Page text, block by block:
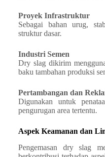
Proyek Infrastruktur
Sebagai bahan urug,
struktur dasar.
Industri Semen
Dry slag dikirim
baku tambahan produksi
Pertambangan dan
Digunakan untuk
pengurugan area tertentu.
Aspek Keamanan dan
Pengemasan dry slag